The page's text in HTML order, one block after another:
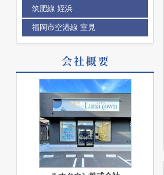
筑肥線 姪浜
福岡市空港線 室見